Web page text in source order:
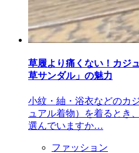
草履より痛くない！カジ
草サンダル」の魅力
小紋・紬・浴衣などのカ
ュアル着物）を着るとき
選んでいますか…
ファッション